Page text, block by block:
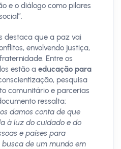
e o diálogo como pilares
destaca que a paz vai
envolvendo justiça,
Entre os
estão a educação para
pesquisa
comunitário e parcerias
ressalta:
damos conta de que
à luz do cuidado e do
e países para
de um mundo em